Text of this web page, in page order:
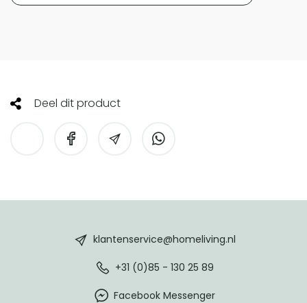
Deel dit product
klantenservice@homeliving.nl
+31 (0)85 - 130 25 89
Facebook Messenger